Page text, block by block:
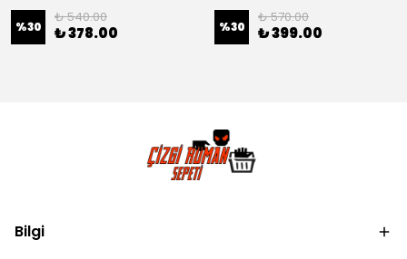
%30
₺ 540.00
₺ 378.00 %30
₺ 570.00
₺ 399.00
Bilgi